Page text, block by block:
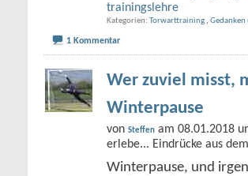
trainingslehre
Kategorien Torwarttraining , Gedanken
1 Kommentar
Wer zuviel misst,
Winterpause
von Steffen am 08.01.2018
erlebe... Eindrücke aus
Winterpause, und